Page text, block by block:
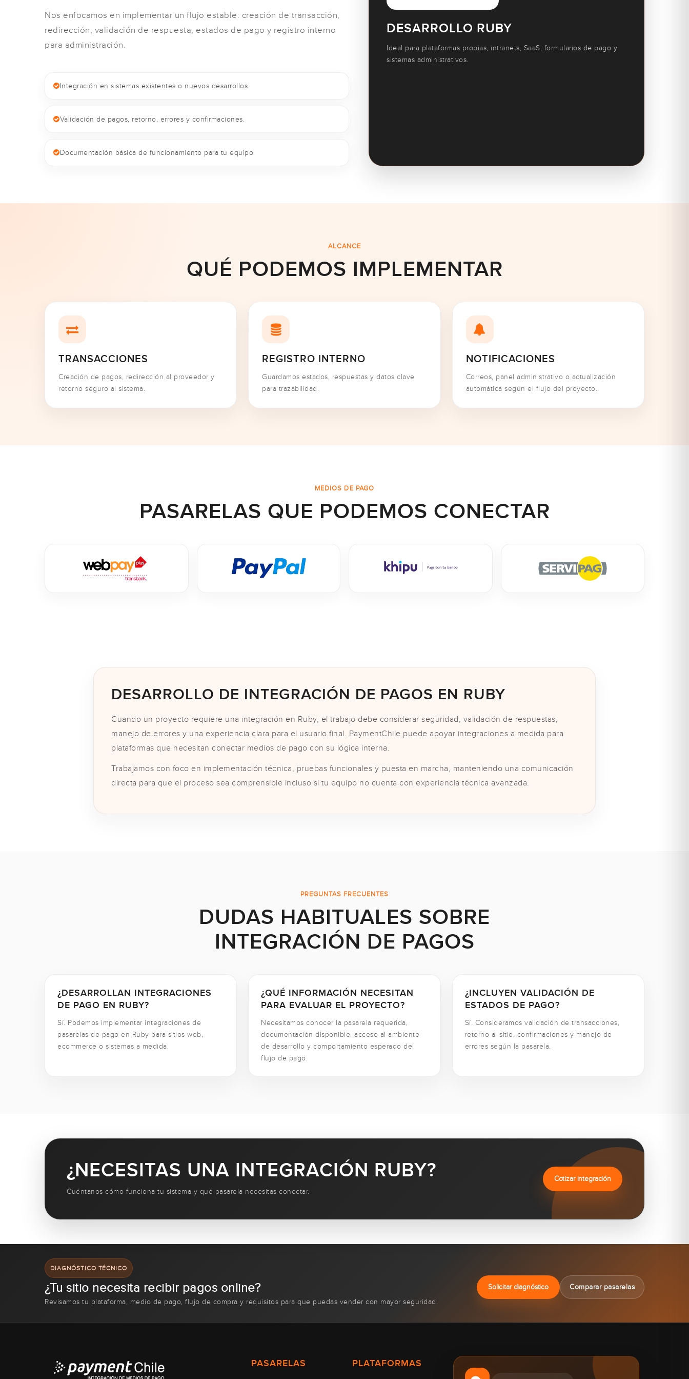
Nos enfocamos en implementar un flujo estable: creación de transacción,
redirección, validación de respuesta, estados de pago y registro interno
para administración.
Integración en sistemas existentes o nuevos desarrollos.
Validación de pagos, retorno, errores y confirmaciones.
Documentación básica de funcionamiento para tu equipo.
DESARROLLO RUBY
Ideal para plataformas propias, intranets, SaaS, formularios de pago y
sistemas administrativos.
ALCANCE
QUÉ PODEMOS IMPLEMENTAR
TRANSACCIONES
Creación de pagos, redirección al proveedor y
retorno seguro al sistema.
REGISTRO INTERNO
Guardamos estados, respuestas y datos clave
para trazabilidad.
NOTIFICACIONES
Correos, panel administrativo o actualización
automática según el flujo del proyecto.
MEDIOS DE PAGO
PASARELAS QUE PODEMOS CONECTAR
DESARROLLO DE INTEGRACIÓN DE PAGOS EN RUBY
Cuando un proyecto requiere una integración en Ruby, el trabajo debe considerar seguridad, validación de respuestas,
manejo de errores y una experiencia clara para el usuario final. PaymentChile puede apoyar integraciones a medida para
plataformas que necesitan conectar medios de pago con su lógica interna.
Trabajamos con foco en implementación técnica, pruebas funcionales y puesta en marcha, manteniendo una comunicación
directa para que el proceso sea comprensible incluso si tu equipo no cuenta con experiencia técnica avanzada.
PREGUNTAS FRECUENTES
DUDAS HABITUALES SOBRE
INTEGRACIÓN DE PAGOS
¿DESARROLLAN INTEGRACIONES
DE PAGO EN RUBY?
Sí. Podemos implementar integraciones de
pasarelas de pago en Ruby para sitios web,
ecommerce o sistemas a medida.
¿QUÉ INFORMACIÓN NECESITAN
PARA EVALUAR EL PROYECTO?
Necesitamos conocer la pasarela requerida,
documentación disponible, acceso al ambiente
de desarrollo y comportamiento esperado del
flujo de pago.
¿INCLUYEN VALIDACIÓN DE
ESTADOS DE PAGO?
Sí. Consideramos validación de transacciones,
retorno al sitio, confirmaciones y manejo de
errores según la pasarela.
¿NECESITAS UNA INTEGRACIÓN RUBY?
Cuéntanos cómo funciona tu sistema y qué pasarela necesitas conectar.
Cotizar integración
DIAGNÓSTICO TÉCNICO
¿Tu sitio necesita recibir pagos online?
Revisamos tu plataforma, medio de pago, flujo de compra y requisitos para que puedas vender con mayor seguridad.
Solicitar diagnóstico Comparar pasarelas
PASARELAS PLATAFORMAS